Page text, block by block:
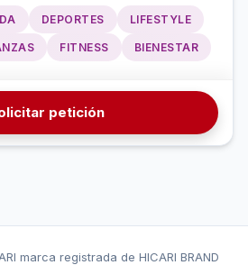
DEPORTES LIFESTYLE
FITNESS BIENESTAR
petición
marca registrada de HICARI BRAND